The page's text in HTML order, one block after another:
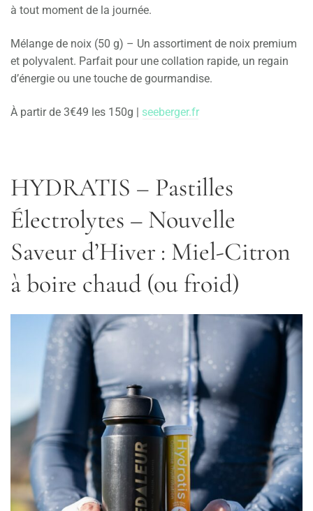
à tout moment de la journée.
Mélange de noix (50 g) – Un assortiment de noix premium
et polyvalent. Parfait pour une collation rapide, un regain
d’énergie ou une touche de gourmandise.
À partir de 3€49 les 150g | seeberger.fr
HYDRATIS – Pastilles
Électrolytes – Nouvelle
Saveur d’Hiver : Miel-Citron
à boire chaud (ou froid)